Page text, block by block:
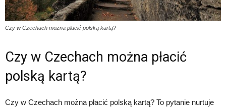
Czy w Czechach można płacić polską kartą?
Czy w Czechach można płacić
polską kartą?
Czy w Czechach można płacić polską kartą? To pytanie nurtuje